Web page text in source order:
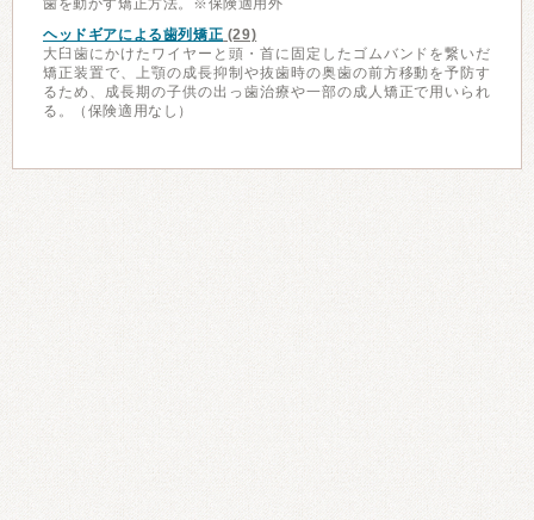
歯を動かす矯正方法。※保険適用外
ヘッドギアによる歯列矯正 (29)
大臼歯にかけたワイヤーと頭・首に固定したゴムバンドを繋いだ
矯正装置で、上顎の成長抑制や抜歯時の奥歯の前方移動を予防す
るため、成長期の子供の出っ歯治療や一部の成人矯正で用いられ
る。（保険適用なし）